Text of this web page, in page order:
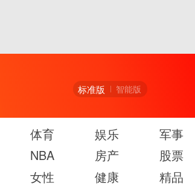
标准版 智能版
体育 娱乐 军事
NBA 房产 股票
女性 健康 精品